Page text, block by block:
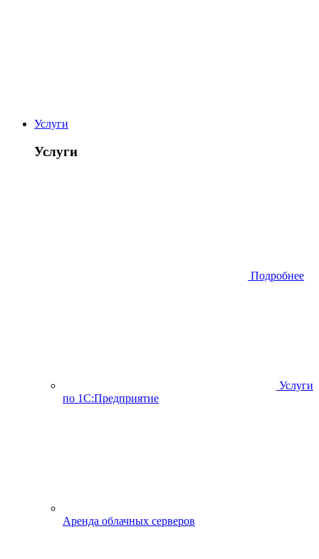
Услуги
Услуги
Подробнее
Услуги
по 1С:Предприятие
Аренда облачных серверов